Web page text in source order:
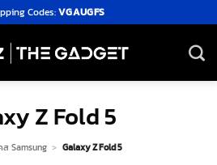
Codes:VGAUGFS
Z Fold 5
ส Samsung > Galaxy Z Fold 5